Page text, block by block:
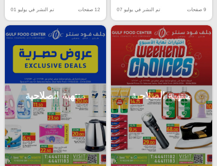
9 صفحات تم النشر في يوليو 07 12 صفحات تم النشر في يوليو 01
منتهية الصلاحية منتهية الصلاحية